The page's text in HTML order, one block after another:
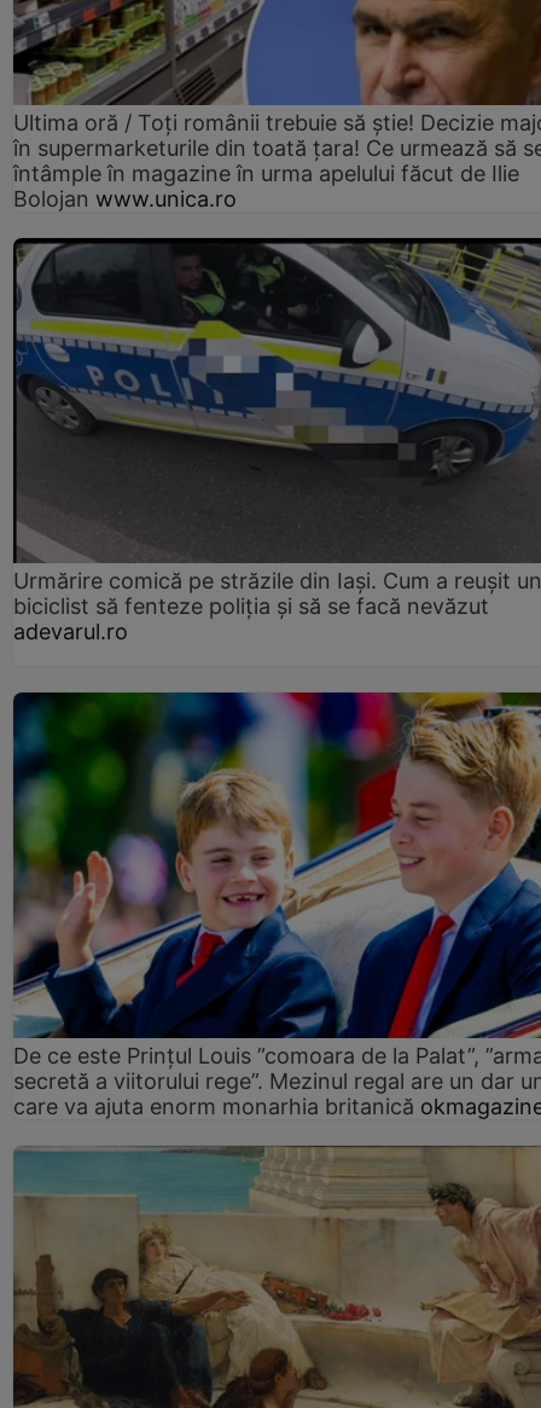
Ultima oră / Toți românii trebuie să știe! Decizie
în supermarketurile din toată țara! Ce urmează să
întâmple în magazine în urma apelului făcut de Ilie
Bolojan www.unica.ro
Urmărire comică pe străzile din Iași. Cum a reușit un
biciclist să fenteze poliția și să se facă nevăzut
adevarul.ro
De ce este Prințul Louis ”comoara de la Palat”,
secretă a viitorului rege”. Mezinul regal are un dar
care va ajuta enorm monarhia britanică